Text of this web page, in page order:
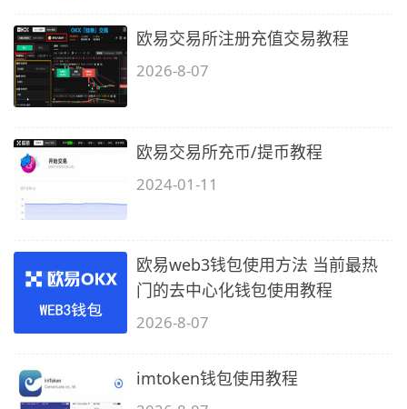
欧易交易所注册充值交易教程
2026-8-07
欧易交易所充币/提币教程
2024-01-11
欧易web3钱包使用方法 当前最热
门的去中心化钱包使用教程
2026-8-07
imtoken钱包使用教程